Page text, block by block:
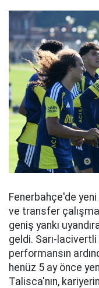
Fenerbahçe'de
ve transfer
geniş yankı
geldi. Sarı-
performansın
henüz 5 ay önce
Talisca'nın,